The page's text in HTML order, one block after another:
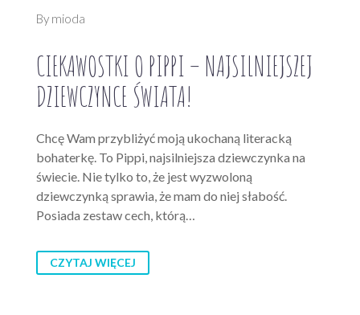
By mioda
CIEKAWOSTKI O PIPPI – NAJSILNIEJSZEJ
DZIEWCZYNCE ŚWIATA!
Chcę Wam przybliżyć moją ukochaną literacką
bohaterkę. To Pippi, najsilniejsza dziewczynka na
świecie. Nie tylko to, że jest wyzwoloną
dziewczynką sprawia, że mam do niej słabość.
Posiada zestaw cech, którą…
CZYTAJ WIĘCEJ